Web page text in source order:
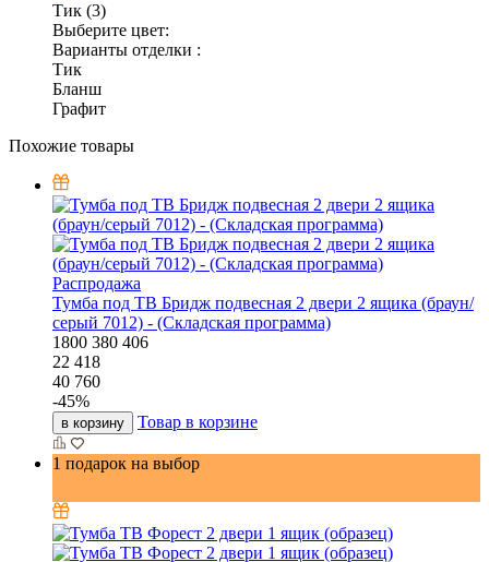
Тик (3)
Выберите цвет:
Варианты отделки :
Тик
Бланш
Графит
Похожие товары
Распродажа
Тумба под ТВ Бридж подвесная 2 двери 2 ящика (браун/
серый 7012) - (Складская программа)
1800 380 406
22 418
40 760
-45%
в корзину Товар в корзине
1 подарок на выбор